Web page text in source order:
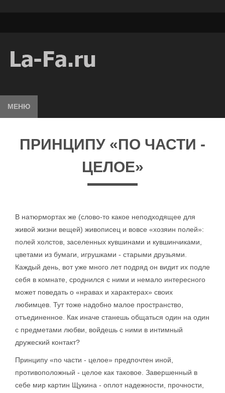
МЕНЮ
ПРИНЦИПУ «ПО ЧАСТИ -
ЦЕЛОЕ»
В натюрмортах же (слово-то какое неподходящее для
живой жизни вещей) живописец и вовсе «хозяин полей»:
полей холстов, заселенных кувшинами и кувшинчиками,
цветами из бумаги, игрушками - старыми друзьями.
Каждый день, вот уже много лет подряд он видит их подле
себя в комнате, сроднился с ними и немало интересного
может поведать о «нравах и характерах» своих
любимцев. Тут тоже надобно малое пространство,
отъединенное. Как иначе станешь общаться один на один
с предметами любви, войдешь с ними в интимный
дружеский контакт?
Принципу «по части - целое» предпочтен иной,
противоположный - целое как таковое. Завершенный в
себе мир картин Щукина - оплот надежности, прочности,